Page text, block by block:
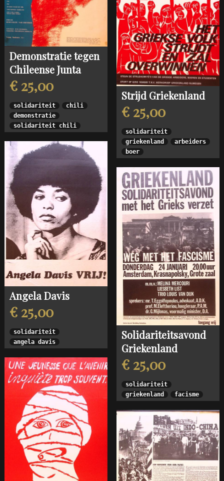
Demonstratie tegen
Chileense Junta
€ 25,00
solidariteit
chili
demonstratie
solidariteit chili
Strijd Griekenland
€ 25,00
solidariteit
griekenland
arbeiders
boer
Angela Davis
€ 25,00
solidariteit
angela davis
Solidariteitsavond
Griekenland
€ 25,00
solidariteit
griekenland
facisme